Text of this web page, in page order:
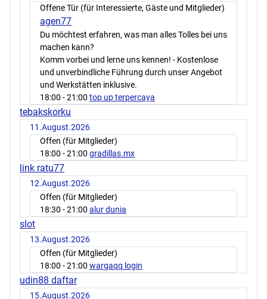
Offene Tür (für Interessierte, Gäste und Mitglieder)
agen77
Du möchtest erfahren, was man alles Tolles bei uns
machen kann?
Komm vorbei und lerne uns kennen! - Kostenlose
und unverbindliche Führung durch unser Angebot
und Werkstätten inklusive.
18:00 - 21:00 top up terpercaya
tebakskorku
11.August.2026
Offen (für Mitglieder)
18:00 - 21:00 gradillas.mx
link ratu77
12.August.2026
Offen (für Mitglieder)
18:30 - 21:00 alur dunia
slot
13.August.2026
Offen (für Mitglieder)
18:00 - 21:00 wargaqq login
udin88 daftar
15.August.2026